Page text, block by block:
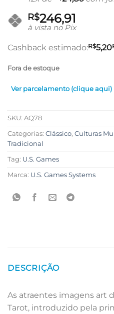
R$246,91
à vista no Pix
Cashback estimado:R$5,20
Fora de estoque
Ver parcelamento (clique aqui)
SKU: AQ78
Categorias: Clássico, Culturas
Tradicional
Tag: U.S. Games
Marca: U.S. Games Systems
DESCRIÇÃO
As atraentes imagens art
Tarot, introduzido pela